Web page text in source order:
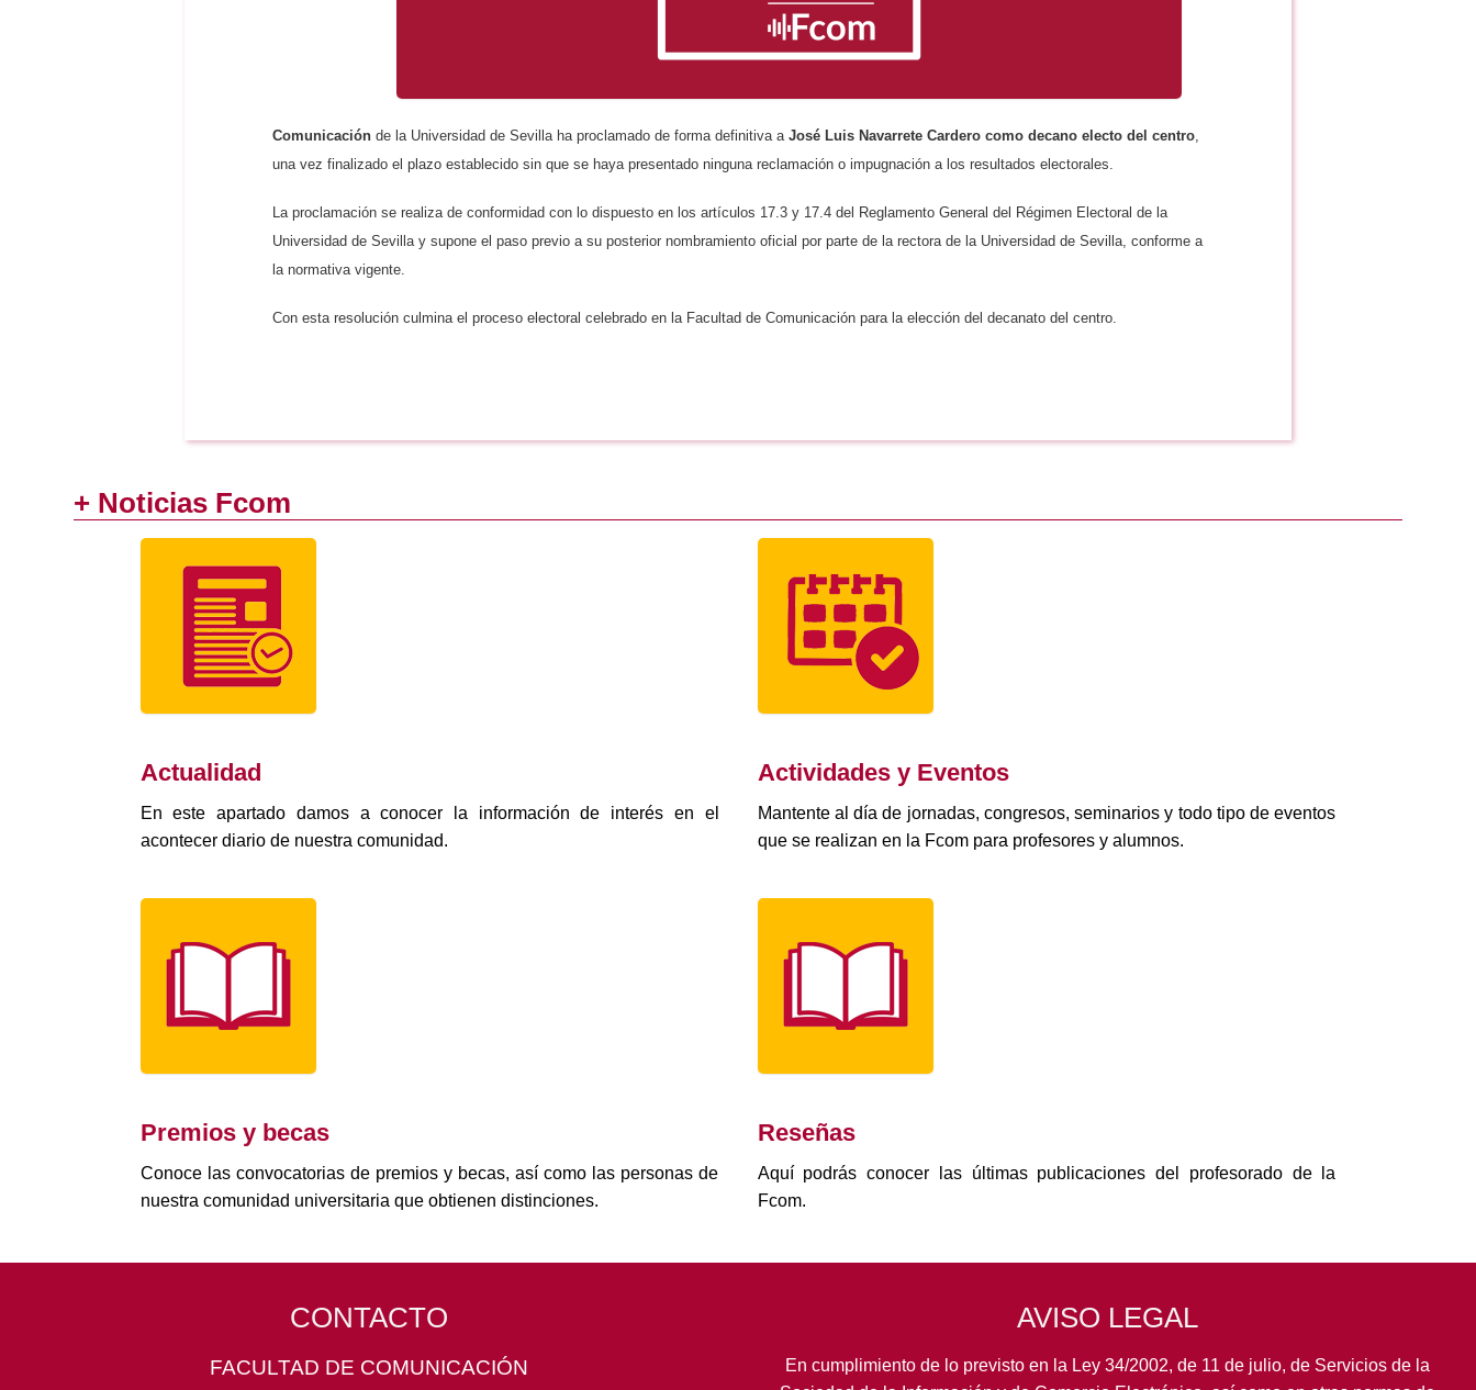
Comunicación de la Universidad de Sevilla ha proclamado de forma definitiva a José Luis Navarrete Cardero como decano electo del centro
una vez finalizado el plazo establecido sin que se haya presentado ninguna reclamación o impugnación a los resultados electorales.
La proclamación se realiza de conformidad con lo dispuesto en los artículos 17.3 y 17.4 del Reglamento General del Régimen Electoral de la
Universidad de Sevilla y supone el paso previo a su posterior nombramiento oficial por parte de la rectora de la Universidad de Sevilla, conforme a
la normativa vigente.
Con esta resolución culmina el proceso electoral celebrado en la Facultad de Comunicación para la elección del decanato del centro.
+ Noticias Fcom
Actualidad
En este apartado damos a conocer la información de interés en el
acontecer diario de nuestra comunidad.
Actividades y Eventos
Mantente al día de jornadas, congresos, seminarios y todo tipo de eventos
que se realizan en la Fcom para profesores y alumnos.
Premios y becas
Conoce las convocatorias de premios y becas, así como las personas de
nuestra comunidad universitaria que obtienen distinciones.
Reseñas
Aquí podrás conocer las últimas publicaciones del profesorado de la
Fcom.
CONTACTO
FACULTAD DE COMUNICACIÓN
AVISO LEGAL
En cumplimiento de lo previsto en la Ley 34/2002, de 11 de julio, de Servicios de la